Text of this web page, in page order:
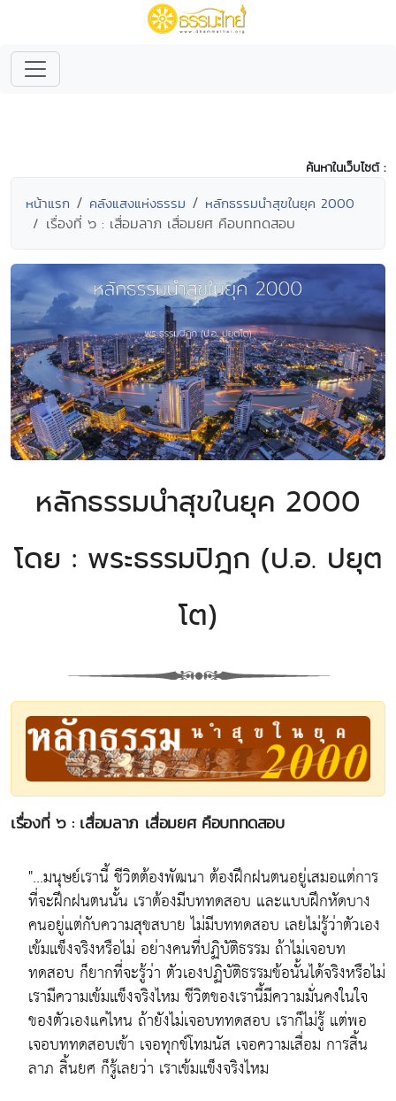
ค้นหาในเว็บไซต์ :
หน้าแรก คลังแสงแห่งธรรม หลักธรรมนำสุขในยุค 2000
เรื่องที่ ๖ : เสื่อมลาภ เสื่อมยศ คือบททดสอบ
หลักธรรมนำสุขในยุค 2000
โดย : พระธรรมปิฎก (ป.อ. ปยุต
โต)
เรื่องที่ ๖ : เสื่อมลาภ เสื่อมยศ คือบททดสอบ
"...มนุษย์เรานี้ ชีวิตต้องพัฒนา ต้องฝึกฝนตนอยู่เสมอแต่การ
ที่จะฝึกฝนตนนั้น เราต้องมีบททดสอบ และแบบฝึกหัดบาง
คนอยู่แต่กับความสุขสบาย ไม่มีบททดสอบ เลยไม่รู้ว่าตัวเอง
เข้มแข็งจริงหรือไม่ อย่างคนที่ปฏิบัติธรรม ถ้าไม่เจอบท
ทดสอบ ก็ยากที่จะรู้ว่า ตัวเองปฏิบัติธรรมข้อนั้นได้จริงหรือไม่
เรามีความเข้มแข็งจริงไหม ชีวิตของเรานี้มีความมั่นคงในใจ
ของตัวเองแค่ไหน ถ้ายังไม่เจอบททดสอบ เราก็ไม่รู้ แต่พอ
เจอบททดสอบเข้า เจอทุกข์โทมนัส เจอความเสื่อม การสิ้น
ลาภ สิ้นยศ ก็รู้เลยว่า เราเข้มแข็งจริงไหม